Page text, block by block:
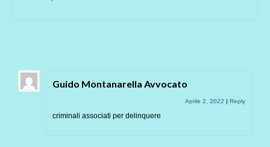
Guido Montanarella Avvocato
Aprile 2, 2022 | Reply
criminali associati per delinquere